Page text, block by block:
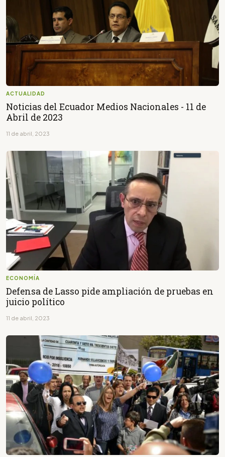
ACTUALIDAD
Noticias del Ecuador Medios Nacionales - 11 de
Abril de 2023
11 de abril, 2023
ECONOMÍA
Defensa de Lasso pide ampliación de pruebas en
juicio político
11 de abril, 2023